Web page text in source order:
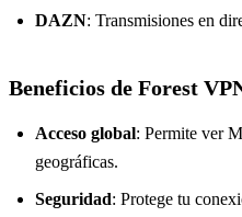
DAZN: Transmisiones en
Beneficios de Forest
Acceso global: Permite ver
geográficas.
Seguridad: Protege tu